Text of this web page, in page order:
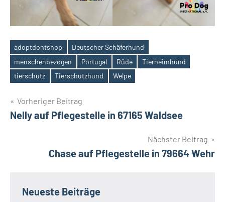
Schlagwörter
adoptdontshop
Deutscher Schäferhund
menschenbezogen
Portugal Rüde
Tierheimhund
tierschutz
Tierschutzhund Welpe
Beitragsnavigation
Vorheriger Beitrag
Nelly auf Pflegestelle in 67165 Waldsee
Nächster Beitrag
Chase auf Pflegestelle in 79664 Wehr
Neueste Beiträge